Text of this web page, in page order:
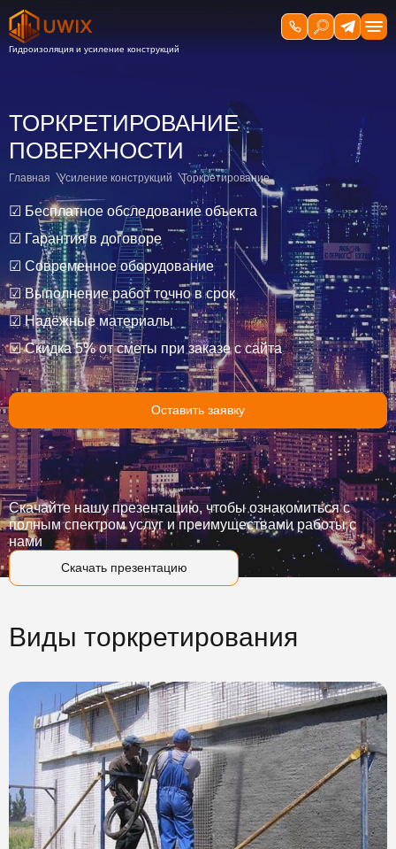
ТОРКРЕТИРОВАНИЕ
ПОВЕРХНОСТИ
Главная Усиление конструкций Торкретирование
☑ Бесплатное обследование объекта
☑ Гарантия в договоре
☑ Современное оборудование
☑ Выполнение работ точно в срок
☑ Надёжные материалы
☑ Скидка 5% от сметы при заказе с сайта
Оставить заявку
Скачать презентацию
Скачайте нашу презентацию, чтобы ознакомиться с
полным спектром услуг и преимуществами работы с
нами
Виды торкретирования